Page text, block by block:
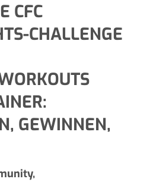
W
CHALLENGE M
E
S
GEWINNEN, F